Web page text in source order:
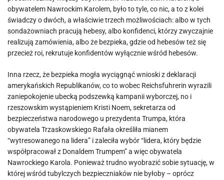
obywatelem Nawrockim Karolem, było to tyle, co nic, a to z kolei
świadczy o dwóch, a właściwie trzech możliwościach: albo w tych
sondażowniach pracują hebesy, albo konfidenci, którzy zwyczajnie
realizują zamówienia, albo że bezpieka, gdzie od hebesów też się
przecież roi, rekrutuje konfidentów wyłącznie wśród hebesów.
Inna rzecz, że bezpieka mogła wyciągnąć wnioski z deklaracji
amerykańskich Republikanów, co to wobec Reichsfuhrerin wyrazili
zaniepokojenie ubecką podszewką kampanii wyborczej, no i
rzeszowskim wystąpieniem Kristi Noem, sekretarza od
bezpieczeństwa narodowego u prezydenta Trumpa, która
obywatela Trzaskowskiego Rafała określiła mianem
“wytresowanego na lidera” i zaleciła wybór “lidera, który będzie
współpracował z Donaldem Trumpem” a więc obywatela
Nawrockiego Karola. Ponieważ trudno wyobrazić sobie sytuację, w
której wśród tubylczych bezpieczniaków nie byłoby – oprócz